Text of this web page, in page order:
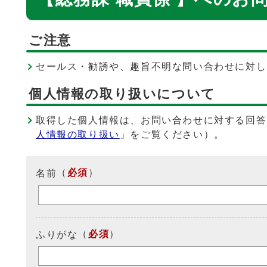
ご注意
セールス・勧誘や、趣旨不明な問い合わせに対
個人情報の取り扱いについて
取得した個人情報は、お問い合わせに対する回
人情報の取り扱い 」をご覧ください）。
名前 （ 必須 ）
ふりがな （ 必須）